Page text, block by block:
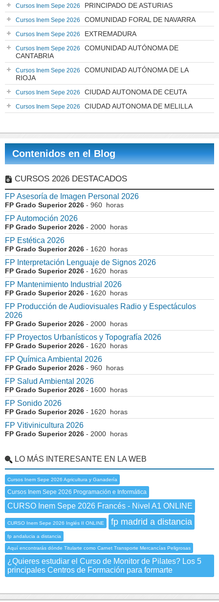
Cursos Inem Sepe 2026 PRINCIPADO DE ASTURIAS
Cursos Inem Sepe 2026 COMUNIDAD FORAL DE NAVARRA
Cursos Inem Sepe 2026 EXTREMADURA
Cursos Inem Sepe 2026
COMUNIDAD AUTÓNOMA DE
CANTABRIA
Cursos Inem Sepe 2026
COMUNIDAD AUTÓNOMA DE LA
RIOJA
Cursos Inem Sepe 2026 CIUDAD AUTONOMA DE CEUTA
Cursos Inem Sepe 2026 CIUDAD AUTONOMA DE MELILLA
Contenidos en el Blog
CURSOS 2026 DESTACADOS
FP Asesoría de Imagen Personal 2026
FP Grado Superior 2026 - 960 horas
FP Automoción 2026
FP Grado Superior 2026 - 2000 horas
FP Estética 2026
FP Grado Superior 2026 - 1620 horas
FP Interpretación Lenguaje de Signos 2026
FP Grado Superior 2026 - 1620 horas
FP Mantenimiento Industrial 2026
FP Grado Superior 2026 - 1620 horas
FP Producción de Audiovisuales Radio y Espectáculos
2026
FP Grado Superior 2026 - 2000 horas
FP Proyectos Urbanísticos y Topografía 2026
FP Grado Superior 2026 - 1620 horas
FP Química Ambiental 2026
FP Grado Superior 2026 - 960 horas
FP Salud Ambiental 2026
FP Grado Superior 2026 - 1600 horas
FP Sonido 2026
FP Grado Superior 2026 - 1620 horas
FP Vitivinicultura 2026
FP Grado Superior 2026 - 2000 horas
LO MÁS INTERESANTE EN LA WEB
Cursos Inem Sepe 2026 Agricultura y Ganadería
Cursos Inem Sepe 2026 Programación e Informática
CURSO Inem Sepe 2026 Francés - Nivel A1 ONLINE
CURSO Inem Sepe 2026 Inglés II ONLINE fp madrid a distancia
fp andalucia a distancia
Aquí encontrarás dónde Titularte como Carnet Transporte Mercancías Peligrosas
¿Quieres estudiar el Curso de Monitor de Pilates? Los 5
principales Centros de Formación para formarte